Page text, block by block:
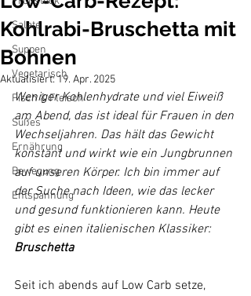
Salate
Suppen
Vegetarisch
Fisch & Fleisch
Süßes
Ernährung
Bewegung
Entspannung
Kohlrabi-Bruschetta mit
Bohnen
Aktualisiert:19. Apr. 2025
Weniger Kohlenhydrate und viel Eiweiß
am Abend, das ist ideal für Frauen in den
Wechseljahren. Das hält das Gewicht
konstant und wirkt wie ein Jungbrunnen
auf unseren Körper. Ich bin immer auf
der Suche nach Ideen, wie das lecker
und gesund funktionieren kann. Heute
gibt es einen italienischen Klassiker:
Bruschetta
Seit ich abends auf Low Carb setze,